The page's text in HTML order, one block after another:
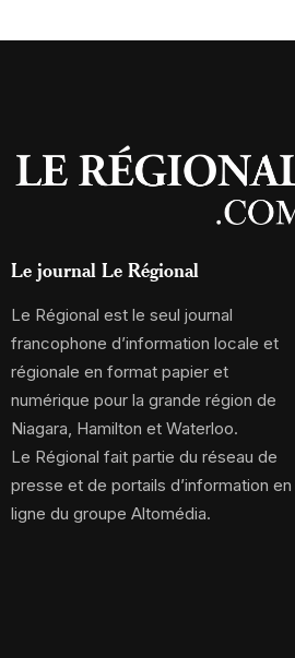
Le journal Le Régional
Le Régional est le seul journal
francophone d’information locale et
régionale en format papier et
numérique pour la grande région de
Niagara, Hamilton et Waterloo.
Le Régional fait partie du réseau de
presse et de portails d’information en
ligne du groupe Altomédia.